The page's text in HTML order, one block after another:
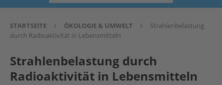
STARTSEITE ÖKOLOGIE & UMWELT
Strahlenbelastung
durch Radioaktivität in Lebensmitteln
Strahlenbelastung durch
Radioaktivität in Lebensmitteln